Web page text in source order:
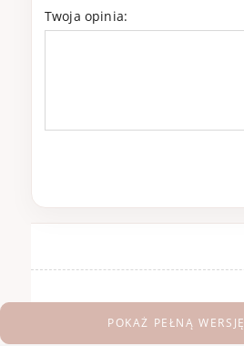
Twoja opinia:
POKAŻ PEŁNĄ